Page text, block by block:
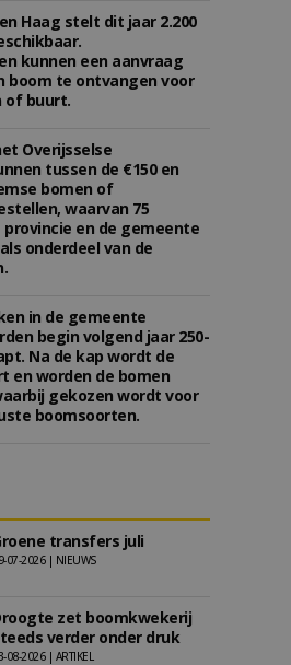
Haag stelt dit jaar 2.200
kunnen een aanvraag
boom te ontvangen voor
of buurt.
Overijsselse
tussen de €150 en
bomen of
waarvan 75
en de gemeente
onderdeel van de
in de gemeente
begin volgend jaar 250-
Na de kap wordt de
en worden de bomen
gekozen wordt voor
boomsoorten.
transfers juli
07-2026 | NIEUWS
zet boomkwekerij
verder onder druk
08-2026 | ARTIKEL